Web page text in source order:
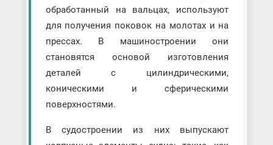
обработанный на вальцах, используют
для получения поковок на молотах и на
прессах. В машиностроении они
становятся основой изготовления
деталей с цилиндрическими,
коническими и сферическими
поверхностями.
В судостроении из них выпускают